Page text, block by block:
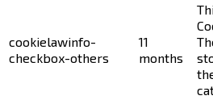
cookielawinfo-
checkbox-others
11
months